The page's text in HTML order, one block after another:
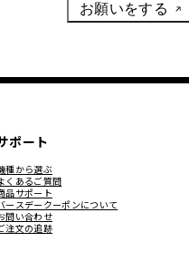
お願いをする
ポート
種から選ぶ
くあるご質問
品サポート
ースデークーポンについて
問い合わせ
注文の追跡